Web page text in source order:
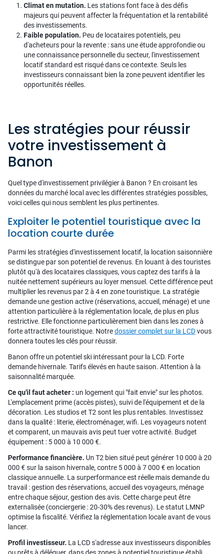
Climat en mutation. Les stations font face à des défis
majeurs qui peuvent affecter la fréquentation et la rentabilité
des investissements.
Faible population. Peu de locataires potentiels, peu
d'acheteurs pour la revente : sans une étude approfondie ou
une connaissance personnelle du secteur, l'investissement
locatif standard est risqué dans ce contexte. Seuls les
investisseurs connaissant bien la zone peuvent identifier les
opportunités réelles.
Les stratégies pour réussir
votre investissement à
Banon
Quel type d'investissement privilégier à Banon ? En croisant les
données du marché local avec les différentes stratégies possibles,
voici celles qui nous semblent les plus pertinentes.
Exploiter le potentiel touristique avec la
location courte durée
Parmi les stratégies d'investissement locatif, la location saisonnière
se distingue par son potentiel de revenus. En louant à des touristes
plutôt qu'à des locataires classiques, vous captez des tarifs à la
nuitée nettement supérieurs au loyer mensuel. Cette différence peut
multiplier les revenus par 2 à 4 en zone touristique. La stratégie
demande une gestion active (réservations, accueil, ménage) et une
attention particulière à la réglementation locale, de plus en plus
restrictive. Elle fonctionne particulièrement bien dans les zones à
forte attractivité touristique. Notredossier complet sur la LCDvous
donnera toutes les clés pour réussir.
Banon offre un potentiel ski intéressant pour la LCD. Forte
demande hivernale. Tarifs élevés en haute saison. Attention à la
saisonnalité marquée.
Ce qu'il faut acheter : un logement qui "fait envie" sur les photos.
L'emplacement prime (accès pistes), suivi de l'équipement et de la
décoration. Les studios et T2 sont les plus rentables. Investissez
dans la qualité : literie, électroménager, wifi. Les voyageurs notent
et comparent, un mauvais avis peut tuer votre activité. Budget
équipement : 5 000 à 10 000 €.
Performance financière. Un T2 bien situé peut générer 10 000 à 20
000 € sur la saison hivernale, contre 5 000 à 7 000 € en location
classique annuelle. La surperformance est réelle mais demande du
travail : gestion des réservations, accueil des voyageurs, ménage
entre chaque séjour, gestion des avis. Cette charge peut être
externalisée (conciergerie : 20-30% des revenus). Le statut LMNP
optimise la fiscalité. Vérifiez la réglementation locale avant de vous
lancer.
Profil investisseur. La LCD s'adresse aux investisseurs disponibles